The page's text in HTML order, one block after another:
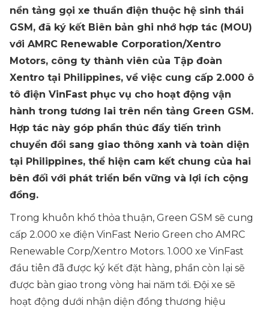
nền tảng gọi xe thuần điện thuộc hệ sinh thái
GSM, đã ký kết Biên bản ghi nhớ hợp tác (MOU)
với AMRC Renewable Corporation/Xentro
Motors, công ty thành viên của Tập đoàn
Xentro tại Philippines, về việc cung cấp 2.000 ô
tô điện VinFast phục vụ cho hoạt động vận
hành trong tương lai trên nền tảng Green GSM.
Hợp tác này góp phần thúc đẩy tiến trình
chuyển đổi sang giao thông xanh và toàn diện
tại Philippines, thể hiện cam kết chung của hai
bên đối với phát triển bền vững và lợi ích cộng
đồng.
Trong khuôn khổ thỏa thuận, Green GSM sẽ cung
cấp 2.000 xe điện VinFast Nerio Green cho AMRC
Renewable Corp/Xentro Motors. 1.000 xe VinFast
đầu tiên đã được ký kết đặt hàng, phần còn lại sẽ
được bàn giao trong vòng hai năm tới. Đội xe sẽ
hoạt động dưới nhận diện đồng thương hiệu